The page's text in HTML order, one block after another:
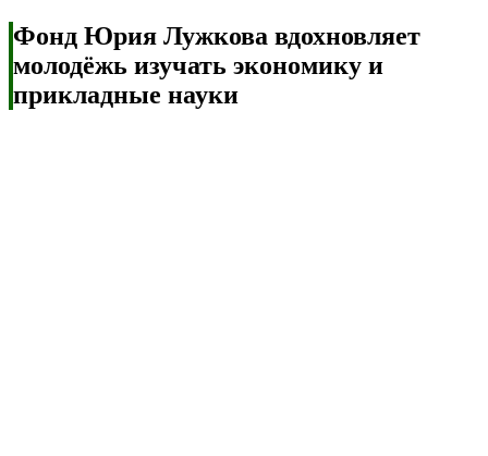
Фонд Юрия Лужкова вдохновляет
молодёжь изучать экономику и
прикладные науки